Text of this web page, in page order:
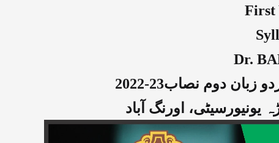
First
Dr.
دوم نصاب23-2022
یونیورسیٹی، اورنگ آباد